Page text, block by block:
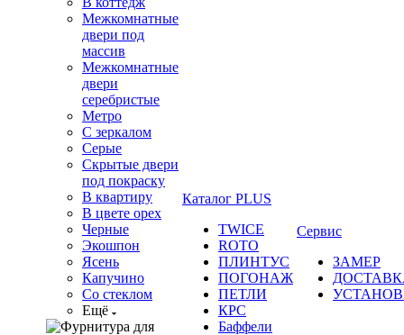
Межкомнатные
двери под
массив
Межкомнатные
двери
серебристые
Метро
С зеркалом
Серые
Скрытые двери
под покраску
В квартиру
В цвете орех
Черные
Экошпон
Ясень
Капучино
Со стеклом
Ещё
Каталог PLUS
TWICE
ROTO
ПЛИНТУС
ПОГОНАЖ
ПЕТЛИ
КРС
Баффели
Сервис
ЗАМЕР